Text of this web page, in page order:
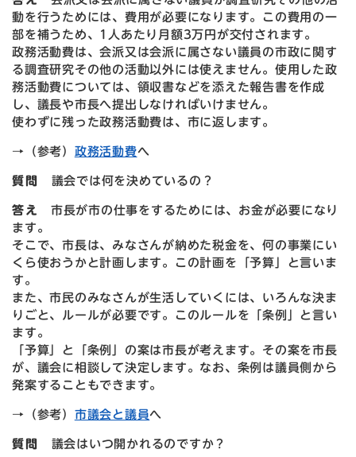
動を行うためには、費用が必要になります。この費用の一
部を補うため、1人あたり月額3万円が交付されます。
政務活動費は、会派又は会派に属さない議員の市政に関す
る調査研究その他の活動以外には使えません。使用した政
務活動費については、領収書などを添えた報告書を作成
し、議長や市長へ提出しなければいけません。
使わずに残った政務活動費は、市に返します。
→（参考） 政務活動費へ
質問 議会では何を決めているの ？
答え
市長が市の仕事をするためには、お金が必要になり
ます。
そこで、市長は、みなさんが納めた税金を、何の事業にい
くら使おうかと計画します。この計画を「予算」と言いま
す。
また、市民のみなさんが生活していくには、いろんな決ま
りごと、ルールが必要です。このルールを「条例」と言い
ます。
「予算」と「条例」の案は市長が考えます。その案を市長
が、議会に相談して決定します。なお、条例は議員側から
発案することもできます。
→（参考） 市議会と議員へ
質問 議会はいつ開かれるのですか ？